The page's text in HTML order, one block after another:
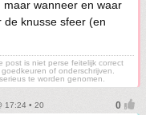
wanneer en waar
de knusse sfeer (en
post is niet perse feitelijk correct
of onderschrijven.
te worden genomen.
17:24 • 20